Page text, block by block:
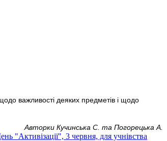
важливості деяких предметів і щодо
Авторки Кучинська С. та Погорецька А.
"Активізації", 3 червня, для учнівства